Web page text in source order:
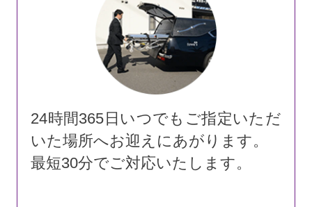
24時間365日いつでもご指定いただ
いた場所へお迎えにあがります。
最短30分でご対応いたします。